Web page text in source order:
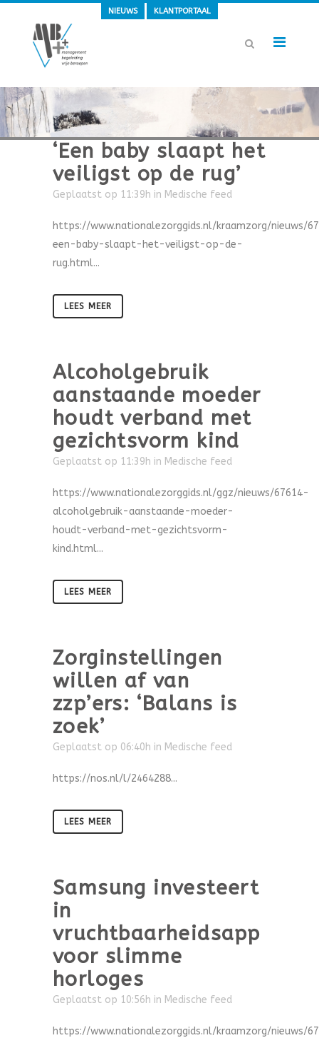
NIEUWS KLANTPORTAAL
‘Een baby slaapt het
veiligst op de rug’
Geplaatst op 11:39h in Medische feed
https://www.nationalezorggids.nl/kraamzorg/nieuws/
een-baby-slaapt-het-veiligst-op-de-
rug.html...
LEES MEER
Alcoholgebruik
aanstaande moeder
houdt verband met
gezichtsvorm kind
Geplaatst op 11:39h in Medische feed
https://www.nationalezorggids.nl/ggz/nieuws/67614-
alcoholgebruik-aanstaande-moeder-
houdt-verband-met-gezichtsvorm-
kind.html...
LEES MEER
Zorginstellingen
willen af van
zzp’ers: ‘Balans is
zoek’
Geplaatst op 06:40h in Medische feed
https://nos.nl/l/2464288...
LEES MEER
Samsung investeert
in
vruchtbaarheidsapp
voor slimme
horloges
Geplaatst op 10:56h in Medische feed
https://www.nationalezorggids.nl/kraamzorg/nieuws/